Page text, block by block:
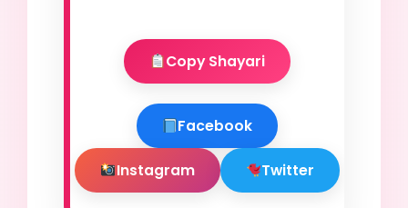
Copy Shayari
Facebook
Instagram Twitter